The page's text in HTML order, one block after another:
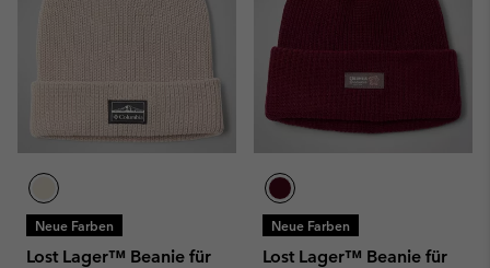
Neue Farben
Lost Lager™ Beanie für
Neue Farben
Lost Lager™ Beanie für